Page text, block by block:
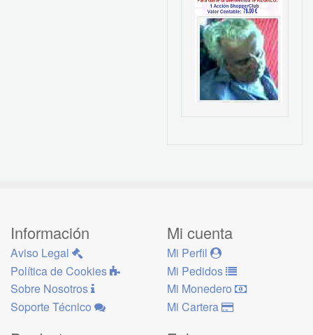
Información
Aviso Legal
Política de Cookies
Sobre Nosotros
Soporte Técnico
Mi cuenta
Mi Perfil
Mi Pedidos
Mi Monedero
Mi Cartera